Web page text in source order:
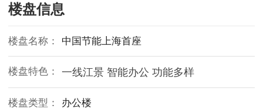
楼盘信息
楼盘名称： 中国节能上海首座
楼盘特色： 一线江景 智能办公 功能多样
楼盘类型： 办公楼